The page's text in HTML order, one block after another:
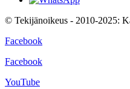
© Tekijänoikeus - 2010-2025:
Facebook
Facebook
YouTube